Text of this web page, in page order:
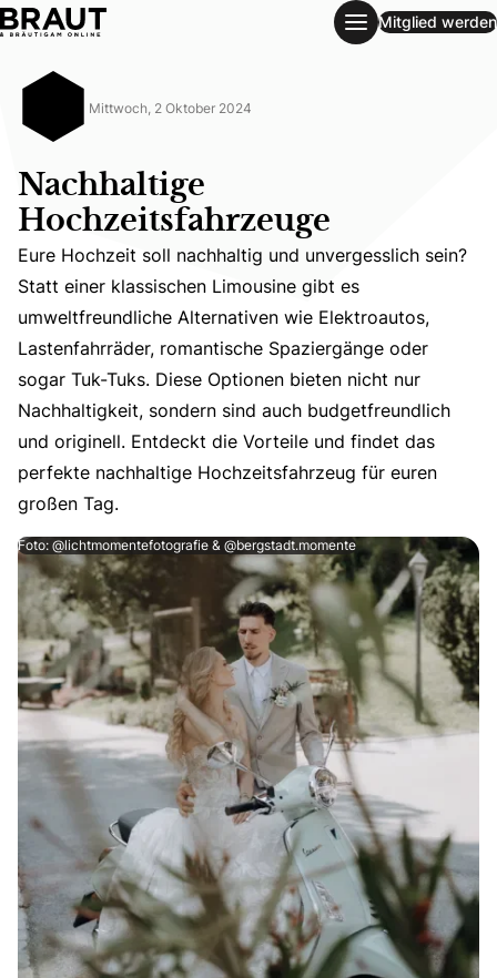
Mitglied werden
Mittwoch, 2 Oktober 2024
Nachhaltige
Hochzeitsfahrzeuge
Eure Hochzeit soll nachhaltig und unvergesslich sein?
Eure Hochzeit soll nachhaltig und unvergesslich sein?
Statt einer klassischen Limousine gibt es
umweltfreundliche Alternativen wie Elektroautos,
Lastenfahrräder, romantische Spaziergänge oder
sogar Tuk-Tuks. Diese Optionen bieten nicht nur
Nachhaltigkeit, sondern sind auch budgetfreundlich
und originell. Entdeckt die Vorteile und findet das
perfekte nachhaltige Hochzeitsfahrzeug für euren
großen Tag.
Foto: @lichtmomentefotografie & @bergstadt.momente